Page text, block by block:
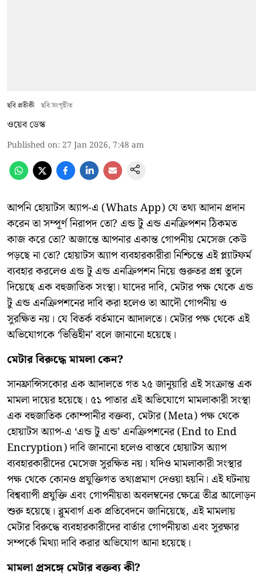
ছবি প্রতীকী ছবি সংগৃহীত
ওয়েব ডেস্ক
Published on: 27 Jan 2026, 7:48 am
আপনি হোয়াটস অ্যাপ-এ (Whats App) যে তথ্য আদান প্রদান
করেন তা সম্পূর্ণ নিরাপদ তো? এন্ড টু এন্ড এনক্রিপশন ঠিকমত
কাজ করে তো? অজান্তে আপনার একান্ত গোপনীয় মেসেজ কেউ
পড়ছে না তো? হোয়াটস অ্যাপ ব্যবহারকারীরা নিশ্চিন্তে এই প্ল্যাটফর্ম
ব্যবহার করলেও এন্ড টু এন্ড এনক্রিপশন নিয়ে গুরুতর প্রশ্ন তুলে
দিয়েছে এক বহুজাতিক সংস্থা। যাদের দাবি, মেটার পক্ষ থেকে এন্ড
টু এন্ড এনক্রিপশনের দাবি করা হলেও তা আদৌ গোপনীয় ও
সুরক্ষিত নয়। যে বিতর্ক বর্তমানে আদালতে। মেটার পক্ষ থেকে এই
অভিযোগকে ‘ভিত্তিহীন’ বলে জানানো হয়েছে।
মেটার বিরুদ্ধে মামলা কেন?
সানফ্রান্সিসকোর এক আদালতে গত ২৫ জানুয়ারি এই সংক্রান্ত এক
মামলা দায়ের হয়েছে। ৫১ পাতার এই অভিযোগে মামলাকারী সংস্থা
এক বহুজাতিক কোম্পানীর বক্তব্য, মেটার (Meta) পক্ষ থেকে
হোয়াটস অ্যাপ-এ ‘এন্ড টু এন্ড’ এনক্রিপশনের (End to End
Encryption) দাবি জানানো হলেও বাস্তবে হোয়াটস অ্যাপ
ব্যবহারকারীদের মেসেজ সুরক্ষিত নয়। যদিও মামলাকারী সংস্থার
পক্ষ থেকে কোনও প্রযুক্তিগত তথ্যপ্রমাণ দেওয়া হয়নি। এই ঘটনায়
বিশ্বব্যাপী প্রযুক্তি এবং গোপনীয়তা অবলম্বনের ক্ষেত্রে তীব্র আলোড়ন
শুরু হয়েছে। ব্লুমবার্গ এক প্রতিবেদনে জানিয়েছে, এই মামলায়
মেটার বিরুদ্ধে ব্যবহারকারীদের বার্তার গোপনীয়তা এবং সুরক্ষার
সম্পর্কে মিথ্যা দাবি করার অভিযোগ আনা হয়েছে।
মামলা প্রসঙ্গে মেটার বক্তব্য কী?